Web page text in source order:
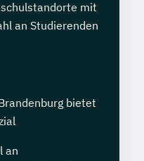
mit
an Studierenden
bietet
an